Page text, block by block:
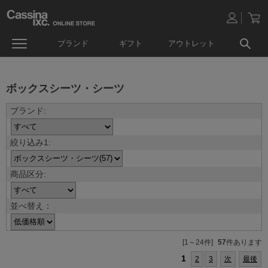
ブランド ギフト アウトレット
ボックスシーツ・シーツ
並べ替え：
[1～24件] 57件あります
1 2 3 次 最後